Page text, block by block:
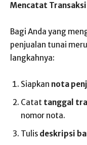
Mencatat
Bagi Anda yang
penjualan tunai
langkahnya:
Siapkan nota
Catat tanggal
nomor nota.
Tulis deskripsi